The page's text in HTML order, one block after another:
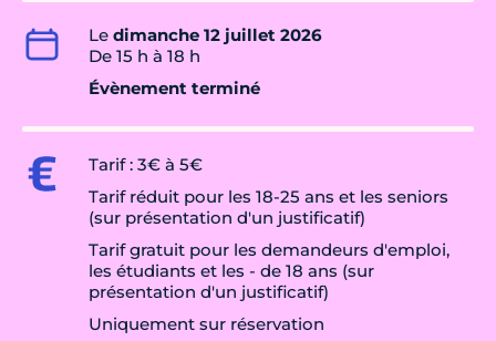
Le dimanche 12 juillet 2026
De 15 h à 18 h
Évènement terminé
Tarif : 3€ à 5€
Tarif réduit pour les 18-25 ans et les seniors
(sur présentation d'un justificatif)
Tarif gratuit pour les demandeurs d'emploi,
les étudiants et les - de 18 ans (sur
présentation d'un justificatif)
Uniquement sur réservation